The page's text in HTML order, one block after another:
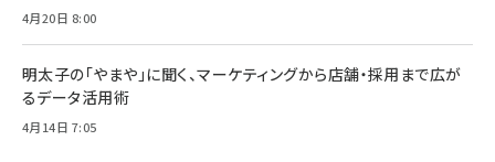
4月20日 8:00
明太子の「やまや」に聞く、マーケティングから店舗・採用まで広が
るデータ活用術
4月14日 7:05